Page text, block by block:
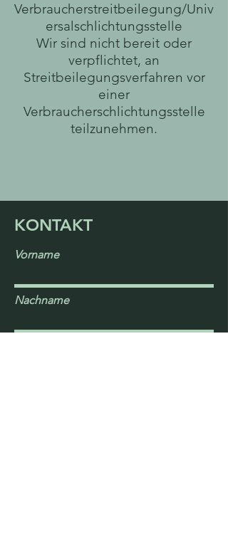
Verbraucherstreitbeilegung/Univ
ersalschlichtungsstelle
Wir sind nicht bereit oder
verpflichtet, an
Streitbeilegungsverfahren vor
einer
Verbraucherschlichtungsstelle
teilzunehmen.
KONTAKT
Vorname
Nachname